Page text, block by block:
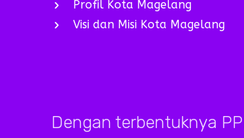
Profil Kota Magelang
Visi dan Misi Kota Magelang
Dengan terbentuknya